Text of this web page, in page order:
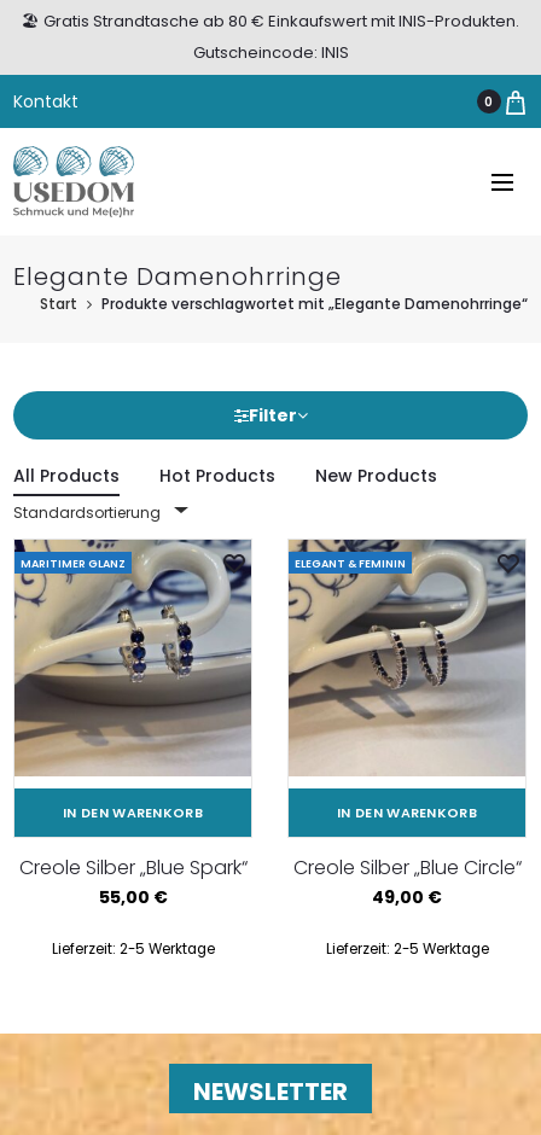
🏖️ Gratis Strandtasche ab 80 € Einkaufswert mit INIS-Produkten.
Gutscheincode: INIS
Kontakt 0
Elegante Damenohrringe
Start Produkte verschlagwortet mit „Elegante Damenohrringe“
Filter
All Products Hot Products New Products
Standardsortierung
MARITIMER GLANZ
IN DEN WARENKORB
Creole Silber „Blue Spark“
55,00 €
Lieferzeit: 2-5 Werktage
ELEGANT & FEMININ
IN DEN WARENKORB
Creole Silber „Blue Circle“
49,00 €
Lieferzeit: 2-5 Werktage
NEWSLETTER